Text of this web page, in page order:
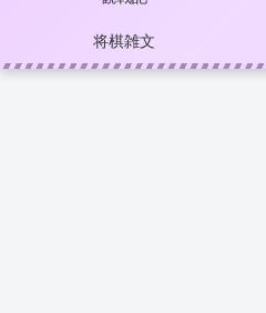
将棋雑文